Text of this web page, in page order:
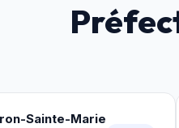
Sainte-Marie